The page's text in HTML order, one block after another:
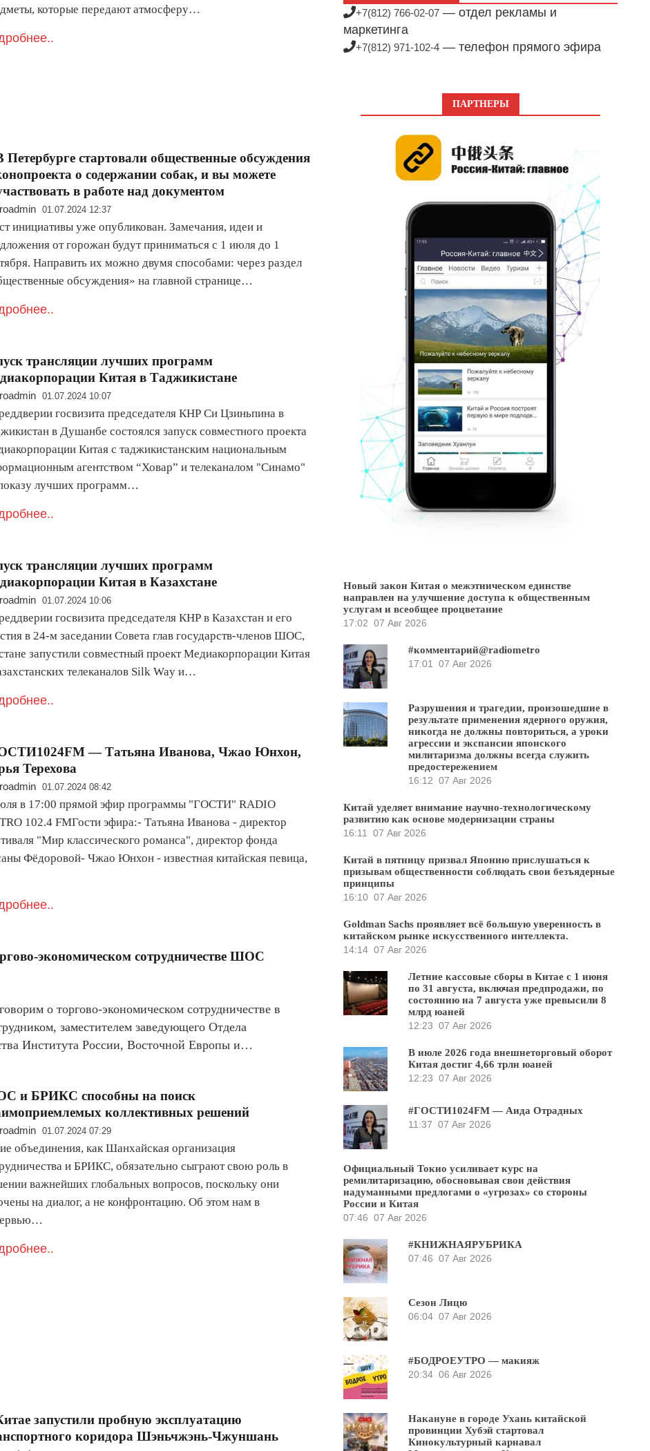
которые передают атмосферу…
Петербурге стартовали общественные обсуждения
о содержании собак, и вы можете
в работе над документом
01.07.2024 12:37
инициативы уже опубликован. Замечания, идеи и
от горожан будут приниматься с 1 июля до 1
Направить их можно двумя способами: через раздел
обсуждения» на главной странице…
трансляции лучших программ
Китая в Таджикистане
01.07.2024 10:07
госвизита председателя КНР Си Цзиньпина в
в Душанбе состоялся запуск совместного проекта
Китая с таджикистанским национальным
агентством “Ховар” и телеканалом "Синамо"
лучших программ…
трансляции лучших программ
Китая в Казахстане
01.07.2024 10:06
госвизита председателя КНР в Казахстан и его
в 24-м заседании Совета глав государств-членов ШОС,
запустили совместный проект Медиакорпорации Китая
телеканалов Silk Way и…
— Татьяна Иванова, Чжао Юнхон,
Терехова
01.07.2024 08:42
в 17:00 прямой эфир программы "ГОСТИ" RADIO
102.4 FMГости эфира:- Татьяна Иванова - директор
"Мир классического романса", директор фонда
Фёдоровой- Чжао Юнхон - известная китайская певица,
экономическом сотрудничестве ШОС
о торгово-экономическом сотрудничестве в
заместителем заведующего Отдела
Института России, Восточной Европы и…
и БРИКС способны на поиск
коллективных решений
01.07.2024 07:29
объединения, как Шанхайская организация
и БРИКС, обязательно сыграют свою роль в
важнейших глобальных вопросов, поскольку они
на диалог, а не конфронтацию. Об этом нам в
запустили пробную эксплуатацию
коридора Шэньчжэнь-Чжуншань
+7(812) 766-02-07 — отдел рекламы и
маркетинга
+7(812) 971-102-4 — телефон прямого эфира
ПАРТНЕРЫ
Новый закон Китая о межэтническом единстве
направлен на улучшение доступа к общественным
услугам и всеобщее процветание
17:02 07 Авг 2026
#комментарий@radiometro
17:01
07 Авг 2026
Разрушения и трагедии, произошедшие в
результате применения ядерного оружия,
никогда не должны повториться, а уроки
агрессии и экспансии японского
милитаризма должны всегда служить
предостережением
16:12 07 Авг 2026
Китай уделяет внимание научно-технологическому
развитию как основе модернизации страны
16:11
07 Авг 2026
Китай в пятницу призвал Японию прислушаться к
призывам общественности соблюдать свои безъядерные
принципы
16:10 07 Авг 2026
Goldman Sachs проявляет всё большую уверенность в
китайском рынке искусственного интеллекта.
14:14 07 Авг 2026
Летние кассовые сборы в Китае с 1 июня
по 31 августа, включая предпродажи, по
состоянию на 7 августа уже превысили 8
млрд юаней
12:23 07 Авг 2026
В июле 2026 года внешнеторговый оборот
Китая достиг 4,66 трлн юаней
12:23 07 Авг 2026
#ГОСТИ1024FM — Аида Отрадных
11:37 07 Авг 2026
Официальный Токио усиливает курс на
ремилитаризацию, обосновывая свои действия
надуманными предлогами о «угрозах» со стороны
России и Китая
07:46 07 Авг 2026
#КНИЖНАЯРУБРИКА
07:46 07 Авг 2026
Сезон Лицю
06:04 07 Авг 2026
#БОДРОЕУТРО — макияж
20:34 06 Авг 2026
Накануне в городе Ухань китайской
провинции Хубэй стартовал
Кинокультурный карнавал